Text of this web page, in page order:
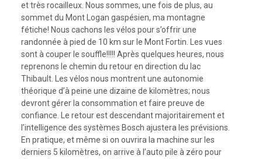
et très rocailleux. Nous sommes, une fois de plus, au
sommet du Mont Logan gaspésien, ma montagne
fétiche! Nous cachons les vélos pour s’offrir une
randonnée à pied de 10 km sur le Mont Fortin. Les vues
sont à couper le souffle!!!!! Après quelques heures, nous
reprenons le chemin du retour en direction du lac
Thibault. Les vélos nous montrent une autonomie
théorique d’à peine une dizaine de kilomètres; nous
devront gérer la consommation et faire preuve de
confiance. Le retour est descendant majoritairement et
l’intelligence des systèmes Bosch ajustera les prévisions.
En pratique, et même si on ouvrira la machine sur les
derniers 5 kilomètres, on arrive à l’auto pile à zéro pour